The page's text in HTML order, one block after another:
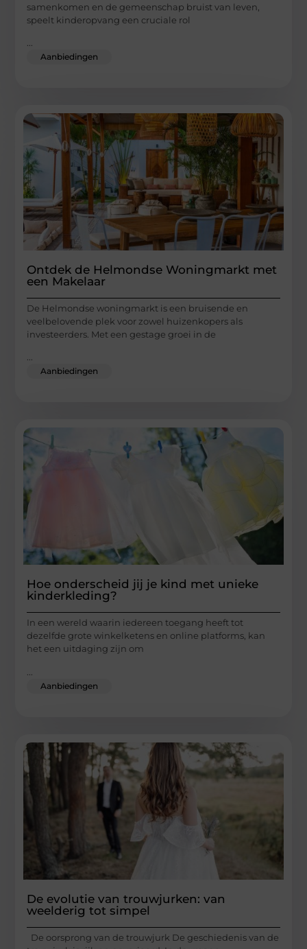
samenkomen en de gemeenschap bruist van leven,
speelt kinderopvang een cruciale rol
Aanbiedingen
Ontdek de Helmondse Woningmarkt met
een Makelaar
De Helmondse woningmarkt is een bruisende en
veelbelovende plek voor zowel huizenkopers als
investeerders. Met een gestage groei in de
...
Aanbiedingen
Hoe onderscheid jij je kind met unieke
kinderkleding?
In een wereld waarin iedereen toegang heeft tot
dezelfde grote winkelketens en online platforms, kan
het een uitdaging zijn om
Aanbiedingen
De evolutie van trouwjurken: van
weelderig tot simpel
De oorsprong van de trouwjurk De geschiedenis van de